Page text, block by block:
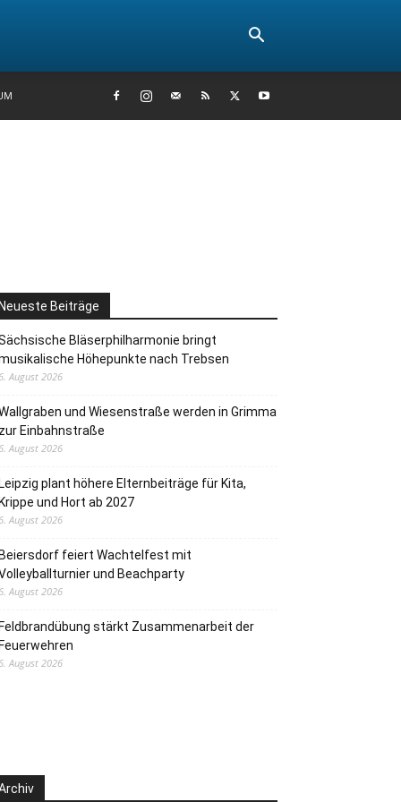
Beiträge
Bläserphilharmonie bringt
Höhepunkte nach Trebsen
August 2026
und Wiesenstraße werden in Grimma
Einbahnstraße
August 2026
plant höhere Elternbeiträge für Kita,
und Hort ab 2027
August 2026
feiert Wachtelfest mit
und Beachparty
August 2026
stärkt Zusammenarbeit der
August 2026